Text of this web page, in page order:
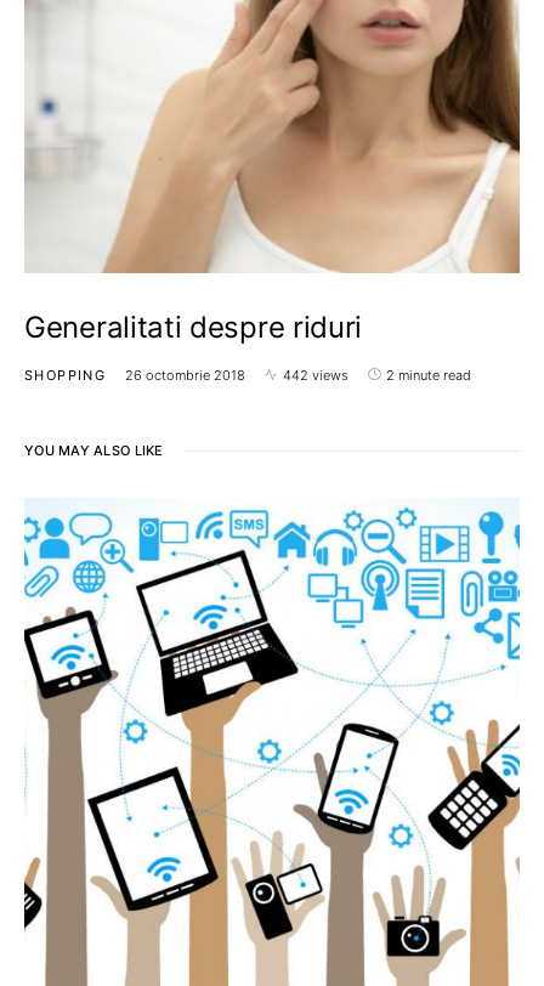
Generalitati despre riduri
SHOPPING 26 octombrie 2018 442 views 2 minute read
YOU MAY ALSO LIKE